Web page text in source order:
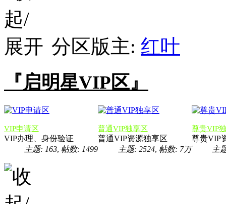
分区版主: 红叶
『启明星VIP区』
VIP申请区
VIP办理、身份验证
主题: 163, 帖数: 1499
普通VIP独享区
普通VIP资源独享区
主题: 2524, 帖数: 7万
尊贵VIP
尊贵VIP
主